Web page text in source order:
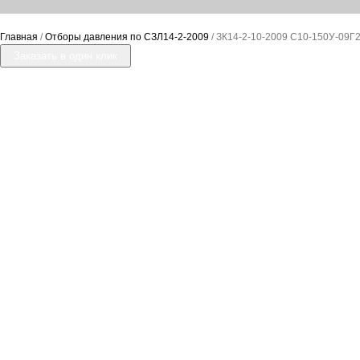
Главная /Отборы давления по СЗЛ14-2-2009 / ЗК14-2-10-2009 С10-150У-